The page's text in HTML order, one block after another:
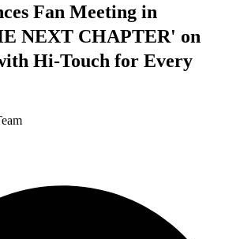
Fan Meeting in
NEXT CHAPTER' on
Hi-Touch for Every